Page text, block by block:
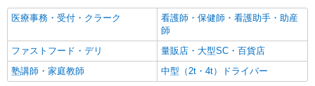
バイク通勤OK
自転車通勤OK
有休取得率80%以上
交通費支給
社会保険あり
退職金・財形貯蓄制度あり
制服貸与
医療事務・受付・クラーク
看護師・保健師・看護助手・助産
師
ファストフード・デリ
量販店・大型SC・百貨店
塾講師・家庭教師
中型（2t・4t）ドライバー